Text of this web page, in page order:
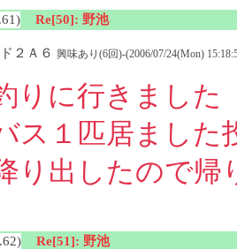
Re[50]: 野池
２Ａ６ 興味あり(6回)-(2006/07/24(Mon)
りに行きました
ス１匹居まし
り出したので帰
Re[51]: 野池